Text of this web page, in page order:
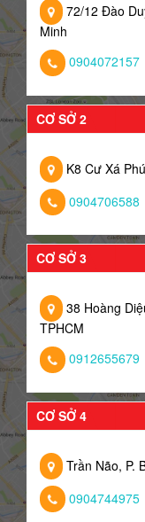
72/12 Đào
Minh
0904072157
CƠ SỞ 2
K8 Cư Xá
0904706588
CƠ SỞ 3
38 Hoàng
TPHCM
0912655679
CƠ SỞ 4
Trần Não, P.
0904744975